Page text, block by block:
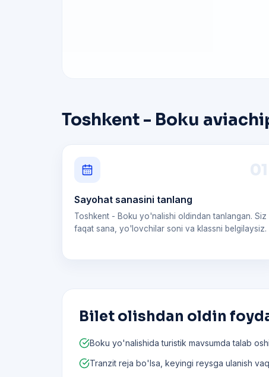
Toshkent - Boku
01
Sayohat sanasini tanlang
Toshkent - Boku yo'nalishi oldindan tanlangan. Siz
faqat sana, yo'lovchilar soni va klassni belgilaysiz.
Bilet olishdan oldin
Boku yo'nalishida turistik mavsumda talab
Tranzit reja bo'lsa, keyingi reysga ulanish